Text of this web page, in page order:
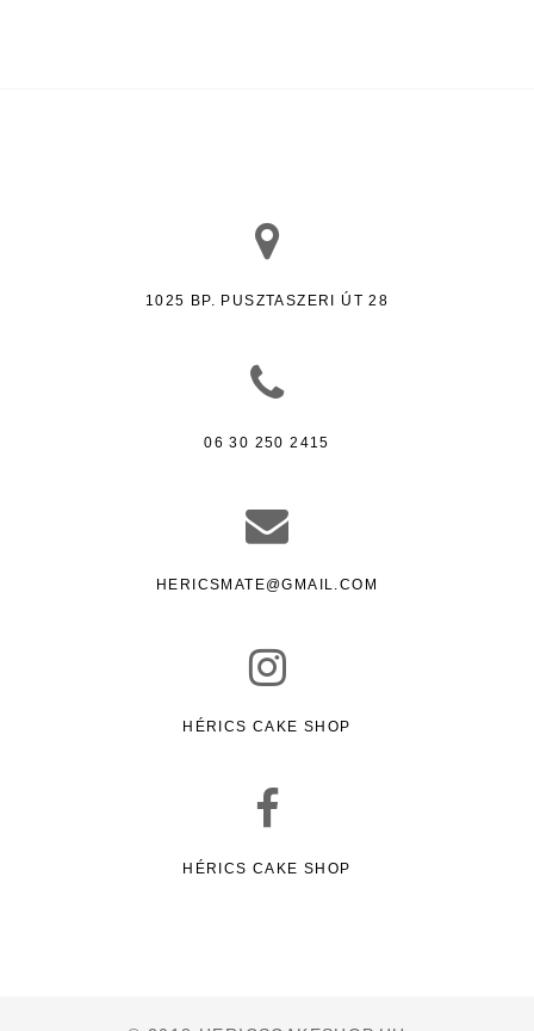
1025 BP. PUSZTASZERI ÚT 28
06 30 250 2415
HERICSMATE@GMAIL.COM
HÉRICS CAKE SHOP
HÉRICS CAKE SHOP